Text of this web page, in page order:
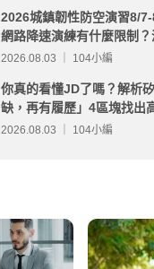
2026城鎮韌性防空演習8/
網路降速演練有什麼限制
事項整理
2026.08.03 ｜ 104小編
你真的看懂JD了嗎？解析
缺，再有履歷」4區塊找出
2026.08.03 ｜ 104小編